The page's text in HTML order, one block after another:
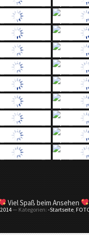
Viel Spaß beim Ansehen
— Kategorien: -Startseite,